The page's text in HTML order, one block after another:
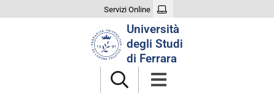
Servizi Online
Università
degli Studi
di Ferrara